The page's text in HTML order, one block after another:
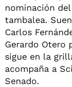
nominación
tambalea.
Carlos
Gerardo Otero
sigue en la
acompaña a
Senado.